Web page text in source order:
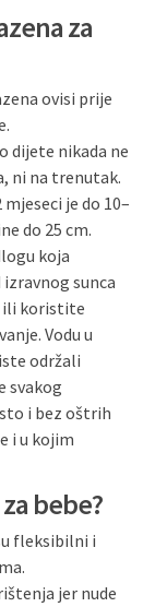
za
ovisi prije
dijete nikada ne
ni na trenutak.
je do 10–
do 25 cm.
koja
sunca
ili koristite
Vodu u
održali
svakog
i bez oštrih
i u kojim
bebe?
fleksibilni i
jer nude